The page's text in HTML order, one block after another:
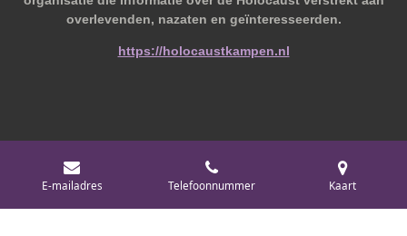
overlevenden, nazaten en geïnteresseerden.
https://holocaustkampen.nl
© 2019 - 2026 Behoudvanoud
Powered byJouwWeb
E-mailadres Telefoonnummer Kaart